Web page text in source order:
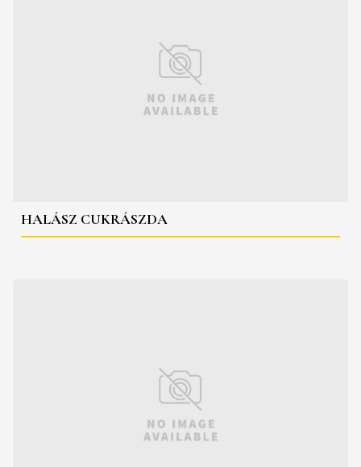
HALÁSZ CUKRÁSZDA